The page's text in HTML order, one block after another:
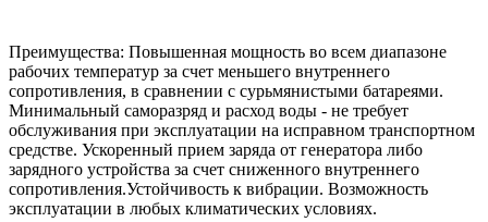
Преимущества: Повышенная мощность во всем диапазоне
рабочих температур за счет меньшего внутреннего
сопротивления, в сравнении с сурьмянистыми батареями.
Минимальный саморазряд и расход воды - не требует
обслуживания при эксплуатации на исправном транспортном
средстве. Ускоренный прием заряда от генератора либо
зарядного устройства за счет сниженного внутреннего
сопротивления.Устойчивость к вибрации. Возможность
эксплуатации в любых климатических условиях.